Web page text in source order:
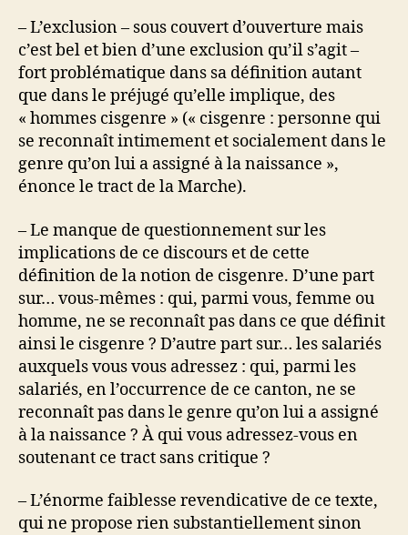
– L’exclusion – sous couvert d’ouverture mais
c’est bel et bien d’une exclusion qu’il s’agit –
fort problématique dans sa définition autant
que dans le préjugé qu’elle implique, des
« hommes cisgenre » (« cisgenre : personne qui
se reconnaît intimement et socialement dans le
genre qu’on lui a assigné à la naissance »,
énonce le tract de la Marche).
– Le manque de questionnement sur les
implications de ce discours et de cette
définition de la notion de cisgenre. D’une part
sur… vous-mêmes : qui, parmi vous, femme ou
homme, ne se reconnaît pas dans ce que définit
ainsi le cisgenre ? D’autre part sur… les salariés
auxquels vous vous adressez : qui, parmi les
salariés, en l’occurrence de ce canton, ne se
reconnaît pas dans le genre qu’on lui a assigné
à la naissance ? À qui vous adressez-vous en
soutenant ce tract sans critique ?
– L’énorme faiblesse revendicative de ce texte,
qui ne propose rien substantiellement sinon